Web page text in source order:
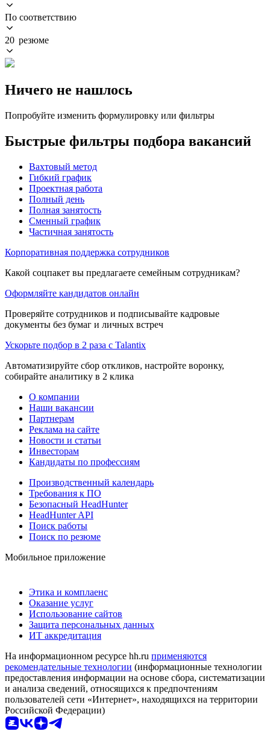
По соответствию
20 резюме
Ничего не нашлось
Попробуйте изменить формулировку или фильтры
Быстрые фильтры подбора вакансий
Вахтовый метод
Гибкий график
Проектная работа
Полный день
Полная занятость
Сменный график
Частичная занятость
Корпоративная поддержка сотрудников
Какой соцпакет вы предлагаете семейным сотрудникам?
Оформляйте кандидатов онлайн
Проверяйте сотрудников и подписывайте кадровые
документы без бумаг и личных встреч
Ускорьте подбор в 2 раза с Talantix
Автоматизируйте сбор откликов, настройте воронку,
собирайте аналитику в 2 клика
О компании
Наши вакансии
Партнерам
Реклама на сайте
Новости и статьи
Инвесторам
Кандидаты по профессиям
Производственный календарь
Требования к ПО
Безопасный HeadHunter
HeadHunter API
Поиск работы
Поиск по резюме
Мобильное приложение
Этика и комплаенс
Оказание услуг
Использование сайтов
Защита персональных данных
ИТ аккредитация
На информационном ресурсе hh.ru применяются
рекомендательные технологии (информационные технологии
предоставления информации на основе сбора, систематизации
и анализа сведений, относящихся к предпочтениям
пользователей сети «Интернет», находящихся на территории
Российской Федерации)